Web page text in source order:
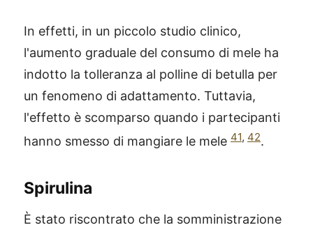
In effetti, in un piccolo studio clinico,
l'aumento graduale del consumo di mele ha
indotto la tolleranza al polline di betulla per
un fenomeno di adattamento. Tuttavia,
l'effetto è scomparso quando i partecipanti
hanno smesso di mangiare le mele 41, 42.
Spirulina
È stato riscontrato che la somministrazione